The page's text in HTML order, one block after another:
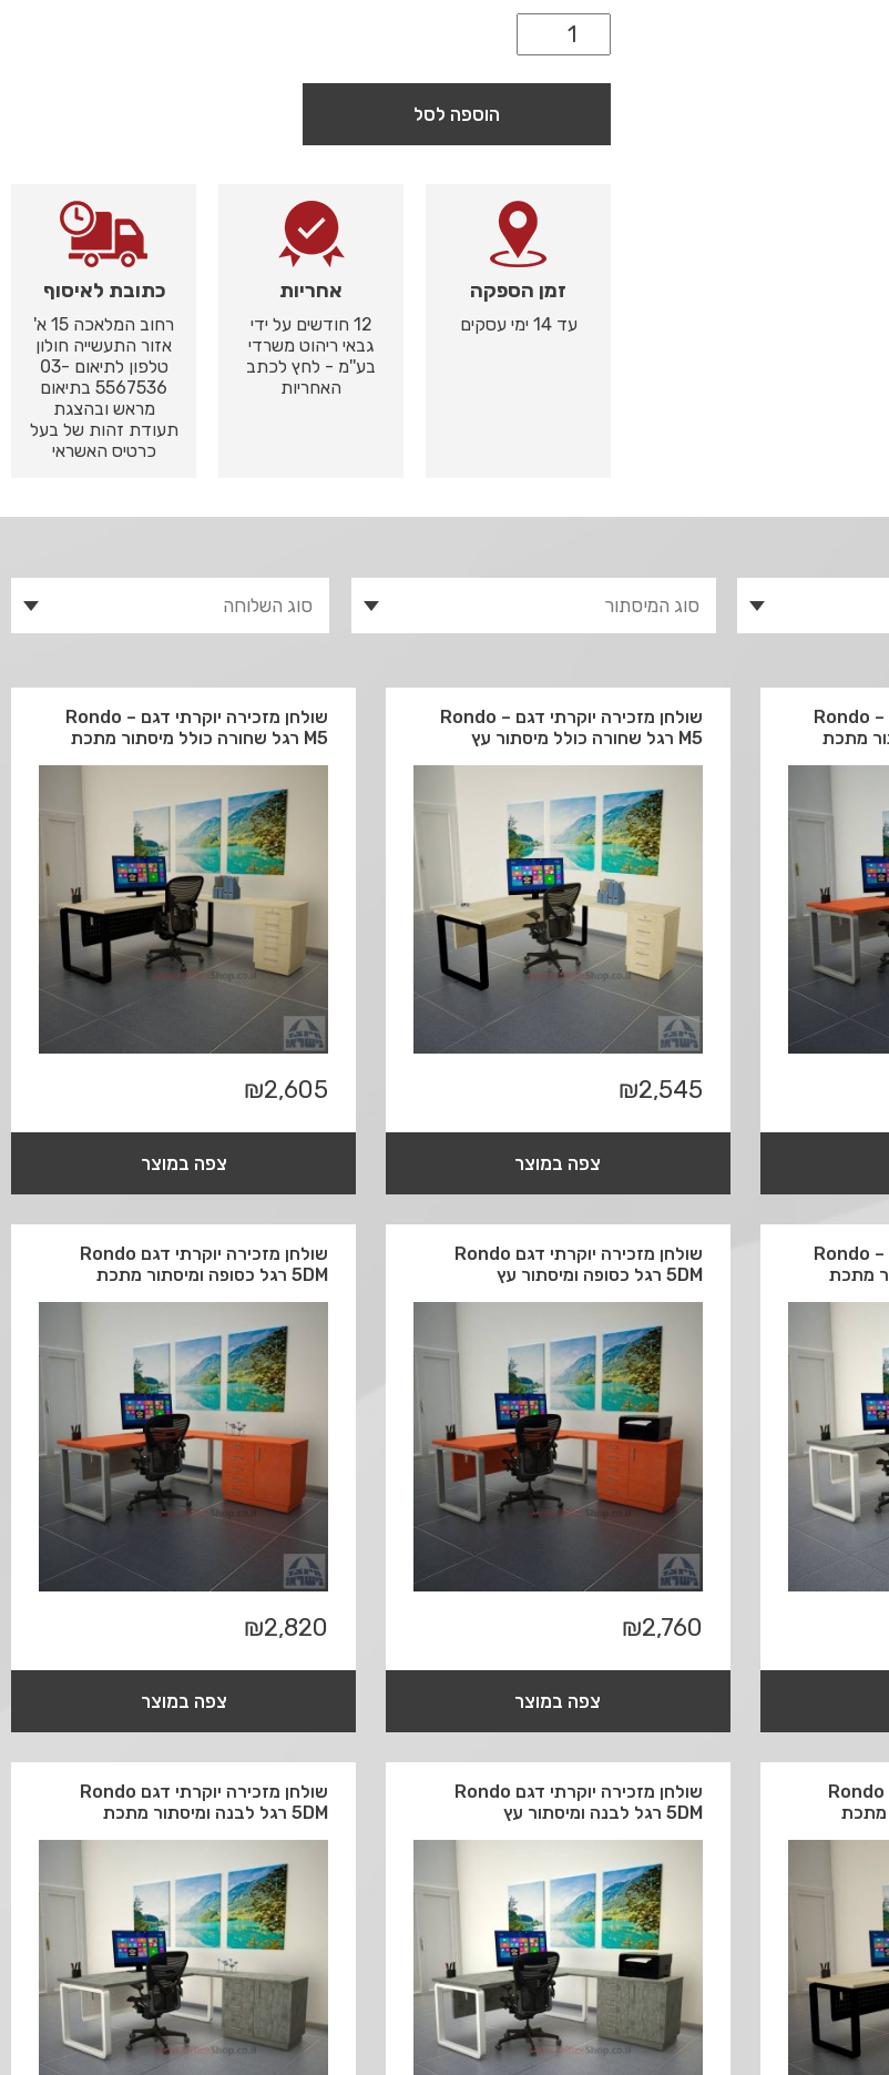
הוספה לסל
זמן הספקה
עד 14 ימי עסקים
אחריות
12 חודשים על ידי
גבאי ריהוט משרדי
בע''מ - לחץ לכתב
האחריות
כתובת לאיסוף
רחוב המלאכה 15 א'
אזור התעשייה חולון
טלפון לתיאום 03-
5567536 בתיאום
מראש ובהצגת
תעודת זהות של בעל
כרטיס האשראי
שולחן מזכירה יוקרתי דגם Rondo –
שולחן מזכירה יוקרתי דגם Rondo –
M5 רגל שחורה כולל מיסתור עץ
₪2,545
צפה במוצר
שולחן מזכירה יוקרתי דגם Rondo –
M5 רגל שחורה כולל מיסתור מתכת
₪2,605
צפה במוצר
שולחן מזכירה יוקרתי דגם Rondo –
שולחן מזכירה יוקרתי דגם Rondo
5DM רגל כסופה ומיסתור עץ
₪2,760
צפה במוצר
שולחן מזכירה יוקרתי דגם Rondo
5DM רגל כסופה ומיסתור מתכת
₪2,820
צפה במוצר
שולחן מזכירה יוקרתי דגם Rondo
שולחן מזכירה יוקרתי דגם Rondo
5DM רגל לבנה ומיסתור עץ
שולחן מזכירה יוקרתי דגם Rondo
5DM רגל לבנה ומיסתור מתכת